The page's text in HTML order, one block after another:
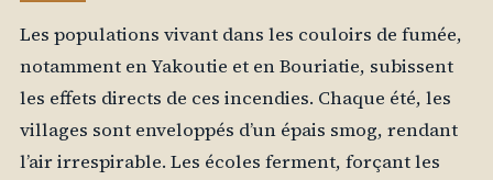
Les populations vivant dans les couloirs de fumée,
notamment en Yakoutie et en Bouriatie, subissent
les effets directs de ces incendies. Chaque été, les
villages sont enveloppés d’un épais smog, rendant
l’air irrespirable. Les écoles ferment, forçant les